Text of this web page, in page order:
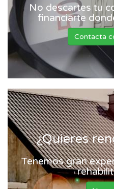
No descartes tu
financiarte
Contacta
¿Quieres
Tenemos gran